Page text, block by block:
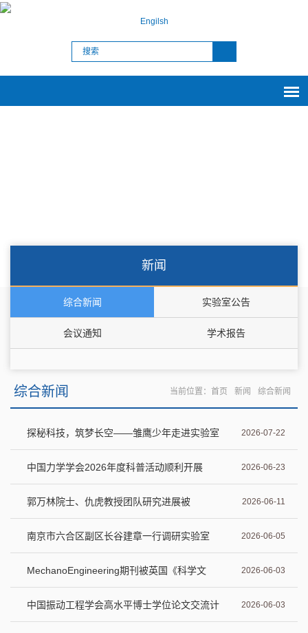
Engilsh
新闻
综合新闻 实验室公告
会议通知 学术报告
综合新闻 当前位置： 首页 新闻 综合新闻
探秘科技，筑梦长空——雏鹰少年走进实验室
研学
2026-07-22
中国力学学会2026年度科普活动顺利开展 2026-06-23
郭万林院士、仇虎教授团队研究进展被
Physical Review Letters报道
2026-06-11
南京市六合区副区长谷建章一行调研实验室 2026-06-05
MechanoEngineering期刊被英国《科学文
摘》INSPEC数据库收录
2026-06-03
中国振动工程学会高水平博士学位论文交流计
划 | 高玉强：一维超材料波动特性调控与主动
2026-06-03